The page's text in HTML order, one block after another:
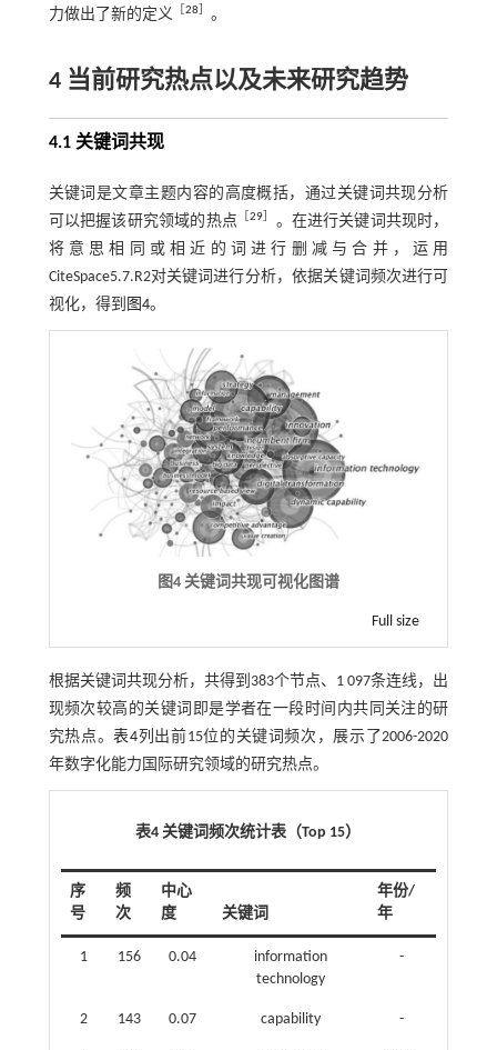
力做出了新的定义 28 。
4 当前研究热点以及未来研究趋势
4.1 关键词共现
关键词是文章主题内容的高度概括，通过关键词共现分析
可以把握该研究领域的热点 ［29
。在进行关键词共现时，
将意思相同或相近的词进行删减与合并，运用
CiteSpace5.7.R2对关键词进行分析，依据关键词频次进行可
视化，得到 图4。
图4 关键词共现可视化图谱
Full size
根据关键词共现分析，共得到383个节点、1 097条连线，出
现频次较高的关键词即是学者在一段时间内共同关注的研
究热点。表4列出前15位的关键词频次，展示了2006-2020
年数字化能力国际研究领域的研究热点。
表4 关键词频次统计表（Top 15）
序
号
频
次
中心
度
关键词
年份/
年
1 156 0.04
information
technology
-
2 143 0.07 capability -